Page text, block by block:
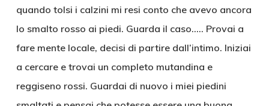
quando tolsi i calzini mi resi conto che avevo ancora
lo smalto rosso ai piedi. Guarda il caso….. Provai a
fare mente locale, decisi di partire dall’intimo. Iniziai
a cercare e trovai un completo mutandina e
reggiseno rossi. Guardai di nuovo i miei piedini